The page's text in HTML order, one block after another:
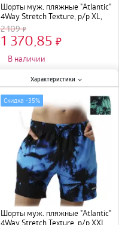
Характеристики:
Размер:XL;
Шорты муж. пляжные "Atlantic"
4Way Stretch Texture, р/р XL,
голубой, KMB-226
2 109
1 370,85
В наличии
Характеристики
Шорты муж. пляжные "Atlantic"
4Way Stretch Texture, р/р XXL,
Скидка -35%